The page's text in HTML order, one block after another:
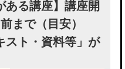
ある講座】講座開
まで（目安）
スト・資料等」が